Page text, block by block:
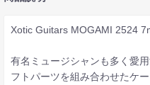
Xotic Guitars MOGAMI 2524
有名ミュージシャンも多く愛
フトパーツを組み合わせたケー